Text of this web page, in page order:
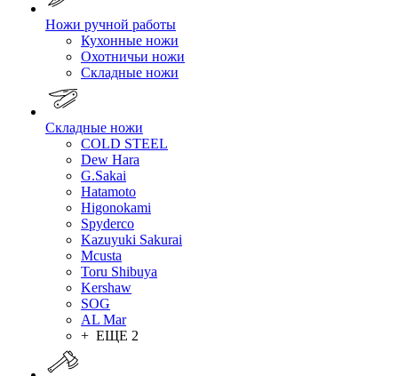
Ножи ручной работы
Кухонные ножи
Охотничьи ножи
Складные ножи
Складные ножи
COLD STEEL
Dew Hara
G.Sakai
Hatamoto
Higonokami
Spyderco
Kazuyuki Sakurai
Mcusta
Toru Shibuya
Kershaw
SOG
AL Mar
+ ЕЩЕ 2